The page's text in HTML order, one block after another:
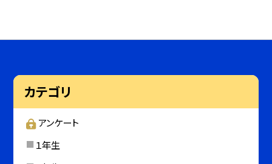
カテゴリ
アンケート
１年生